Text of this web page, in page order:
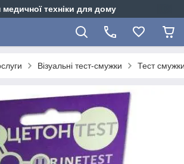
медичної техніки для дому
Візуальні тест-смужки Тест